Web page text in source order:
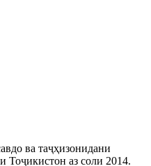
ва таҷҳизонидани
Тоҷикистон аз соли 2014.